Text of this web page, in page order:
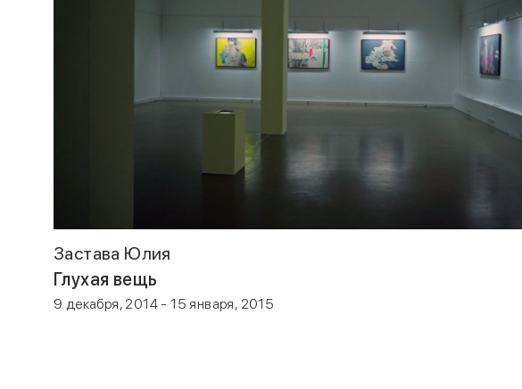
Застава Юлия
Глухая вещь
9 декабря, 2014 - 15 января, 2015